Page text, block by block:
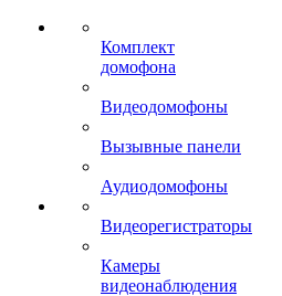
Комплект
домофона
Видеодомофоны
Вызывные панели
Аудиодомофоны
Видеорегистраторы
Камеры
видеонаблюдения